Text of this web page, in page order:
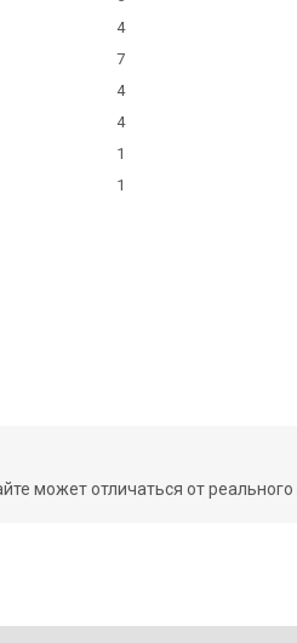
4
7
4
4
1
1
может отличаться от